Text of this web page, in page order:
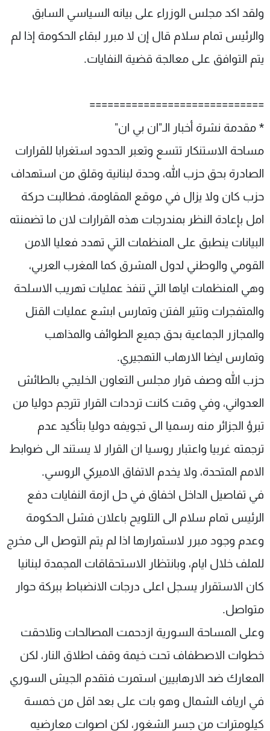
ولقد اكد مجلس الوزراء على بيانه السياسي السابق
والرئيس تمام سلام قال إن لا مبرر لبقاء الحكومة إذا لم
يتم التوافق على معالجة قضية النفايات.
=============================
* مقدمة نشرة أخبار الـ"ان بي ان"
مساحة الاستنكار تتسع وتعبر الحدود استغرابا للقرارات
الصادرة بحق حزب الله، وحدة لبنانية وقلق من استهداف
حزب كان ولا يزال في موقع المقاومة، فطالبت حركة
امل بإعادة النظر بمندرجات هذه القرارات لان ما تضمنته
البيانات ينطبق على المنظمات التي تهدد فعليا الامن
القومي والوطني لدول المشرق كما المغرب العربي،
وهي المنظمات اياها التي تنفذ عمليات تهريب الاسلحة
والمتفجرات وتثير الفتن وتمارس ابشع عمليات القتل
والمجازر الجماعية بحق جميع الطوائف والمذاهب
وتمارس ايضا الارهاب التهجيري.
حزب الله وصف قرار مجلس التعاون الخليجي بالطائش
العدواني، وفي وقت كانت ترددات القرار تترجم دوليا من
تبرؤ الجزائر منه رسميا الى تجويفه دوليا بتأكيد عدم
ترجمته غربيا واعتبار روسيا ان القرار لا يستند الى ضوابط
الامم المتحدة، ولا يخدم الاتفاق الاميركي الروسي.
في تفاصيل الداخل اخفاق في حل ازمة النفايات دفع
الرئيس تمام سلام الى التلويح باعلان فشل الحكومة
وعدم وجود مبرر لاستمرارها اذا لم يتم التوصل الى مخرج
للملف خلال ايام، وبانتظار الاستحقاقات المجمدة لبنانيا
كان الاستقرار يسجل اعلى درجات الانضباط ببركة حوار
متواصل.
وعلى المساحة السورية ازدحمت المصالحات وتلاحقت
خطوات الاصطفاف تحت خيمة وقف اطلاق النار، لكن
المعارك ضد الارهابيين استمرت فتقدم الجيش السوري
في ارياف الشمال وهو بات على بعد اقل من خمسة
كيلومترات من جسر الشغور، لكن اصوات معارضيه